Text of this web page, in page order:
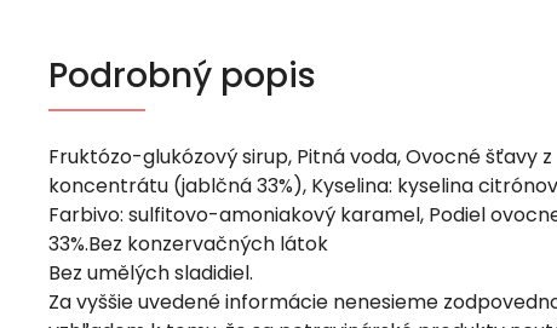
Podrobný popis
Fruktózo-glukózový sirup, Pitná voda, Ovocné šťavy z
koncentrátu (jablčná 33%), Kyselina: kyselina
Farbivo: sulfitovo-amoniakový karamel, Podiel
33%.Bez konzervačných látok
Bez umělých sladidiel.
Za vyššie uvedené informácie nenesieme